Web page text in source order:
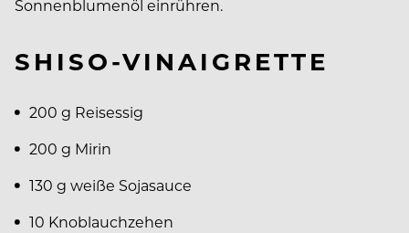
Sonnenblumenöl einrühren.
SHISO-VINAIGRETTE
200 g Reisessig
200 g Mirin
130 g weiße Sojasauce
10 Knoblauchzehen